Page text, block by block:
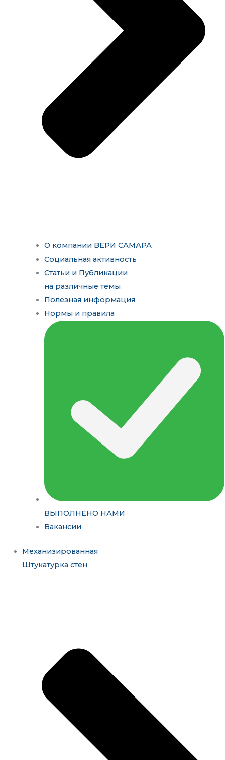
О компании ВЕРИ САМАРА
Социальная активность
Статьи и Публикации
на различные темы
Полезная информация
Нормы и правила
ВЫПОЛНЕНО НАМИ
Вакансии
Механизированная
Штукатурка стен